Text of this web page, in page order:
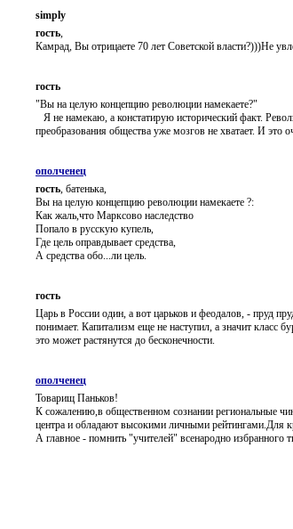
simply
гость
Камрад, Вы отрицаете 70 лет Советской власти?)))Не
гость
"Вы на целую концепцию революции намекаете?"
Я не намекаю, а констатирую исторический факт.
преобразования общества уже мозгов не хватает. И это
ополченец
гость , батенька,
Вы на целую концепцию революции намекаете ?:
Как жаль,что Марксово наследство
Попало в русскую купель,
Где цель оправдывает средства,
А средства обо...ли цель.
гость
Царь в России один, а вот царьков и феодалов, - пруд
понимает. Капитализм еще не наступил, а значит класс
это может растянутся до бесконечности.
ополченец
Товарищ Паньков!
К сожалению,в общественном сознании региональные
центра и обладают высокими личными рейтингами.Для
А главное - помнить "учителей" всенародно избранного